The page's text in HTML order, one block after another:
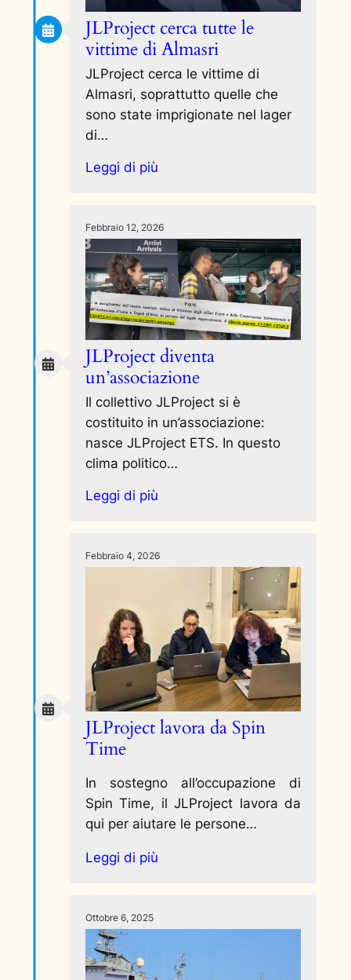
JLProject cerca tutte le
vittime di Almasri
JLProject cerca le vittime di
Almasri, soprattutto quelle che
sono state imprigionate nel lager
di…
Leggi di più
Febbraio 12, 2026
JLProject diventa
un’associazione
Il collettivo JLProject si è
costituito in un’associazione:
nasce JLProject ETS. In questo
clima politico…
Leggi di più
Febbraio 4, 2026
JLProject lavora da Spin
Time
In sostegno all’occupazione di
Spin Time, il JLProject lavora da
qui per aiutare le persone…
Leggi di più
Ottobre 6, 2025